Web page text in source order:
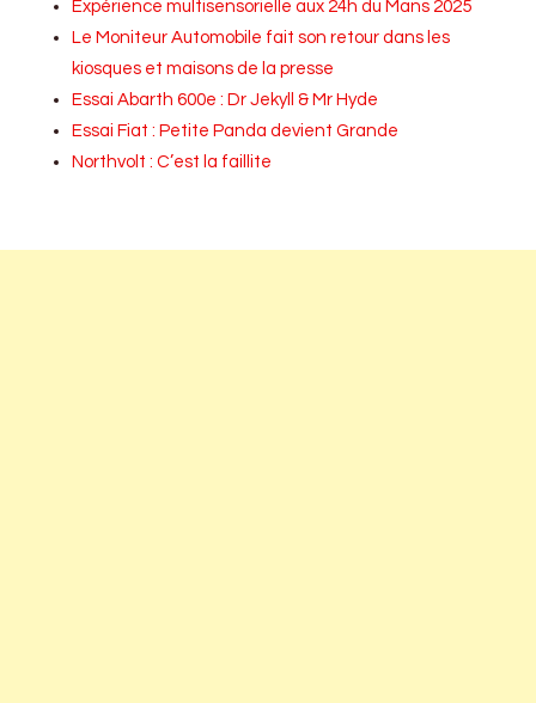
Expérience multisensorielle aux 24h du Mans 2025
Le Moniteur Automobile fait son retour dans les
kiosques et maisons de la presse
Essai Abarth 600e : Dr Jekyll & Mr Hyde
Essai Fiat : Petite Panda devient Grande
Northvolt : C’est la faillite